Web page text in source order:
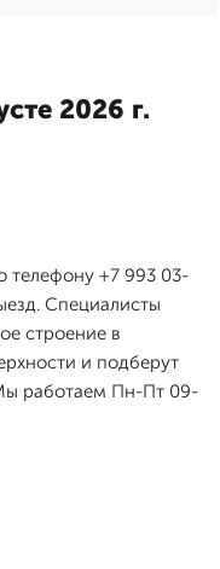
2026 г.
+7 993 03-
Специалисты
строение в
и подберут
работаем Пн-Пт 09-